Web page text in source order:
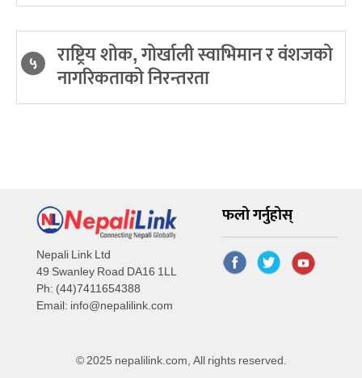
५ राष्ट्रिय शोक, गोर्खाली स्वाभिमान र वंशजको
नागरिकताको निरन्तरता
Nepali Link Ltd
49 Swanley Road DA16 1LL
Ph: (44)7411654388
Email: info@nepalilink.com
फलो गर्नुहोस्
© 2025 nepalilink.com, All rights reserved.